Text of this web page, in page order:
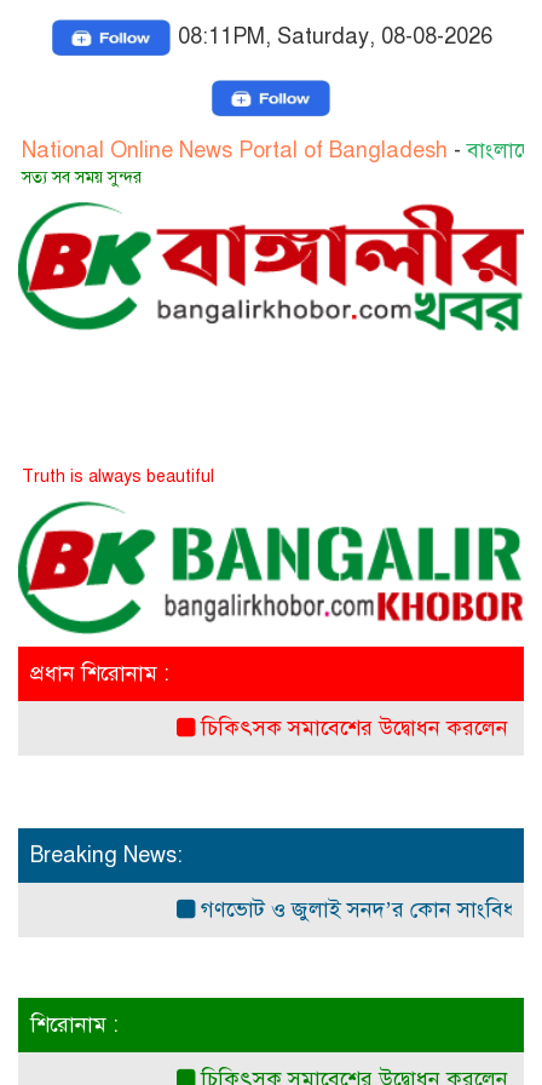
08:11PM, Saturday, 08-08-2026
Online News Portal of Bangladesh-বাংলাদেশের জাতীয়
beautiful
প্রধান শিরোনাম :
চিকিৎসক সমাবেশের উদ্বোধন করলেন প্রধানমন্ত্রী
Breaking News:
গণভোট ও জুলাই সনদ’র কোন সাংবিধানিক ও
শিরোনাম :
চিকিৎসক সমাবেশের উদ্বোধন করলেন প্রধানমন্ত্রী